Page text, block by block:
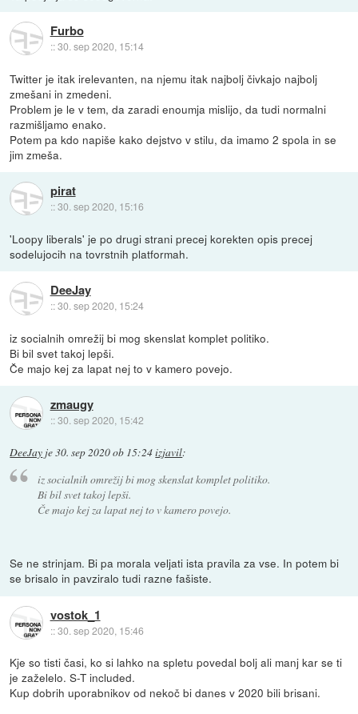
Furbo
::30. sep 2020, 15:14
Twitter je itak irelevanten, na njemu itak najbolj čivkajo najbolj
zmešani in zmedeni.
Problem je le v tem, da zaradi enoumja mislijo, da tudi normalni
razmišljamo enako.
Potem pa kdo napiše kako dejstvo v stilu, da imamo 2 spola in se
jim zmeša.
pirat
::30. sep 2020, 15:16
'Loopy liberals' je po drugi strani precej korekten opis precej
sodelujocih na tovrstnih platformah.
DeeJay
::30. sep 2020, 15:24
iz socialnih omrežij bi mog skenslat komplet politiko.
Bi bil svet takoj lepši.
Če majo kej za lapat nej to v kamero povejo.
zmaugy
::30. sep 2020, 15:42
DeeJay je30. sep 2020 ob 15:24izjavil:
iz socialnih omrežij bi mog skenslat komplet politiko.
Bi bil svet takoj lepši.
Če majo kej za lapat nej to v kamero povejo.
Se ne strinjam. Bi pa morala veljati ista pravila za vse. In potem bi
se brisalo in pavziralo tudi razne fašiste.
vostok_1
::30. sep 2020, 15:46
Kje so tisti časi, ko si lahko na spletu povedal bolj ali manj kar se ti
je zaželelo. S-T included.
Kup dobrih uporabnikov od nekoč bi danes v 2020 bili brisani.